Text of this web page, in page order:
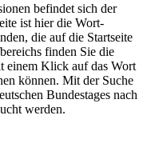
befindet sich der
ist hier die Wort-
die auf die Startseite
finden Sie die
einem Klick auf das Wort
können. Mit der Suche
Bundestages nach
werden.